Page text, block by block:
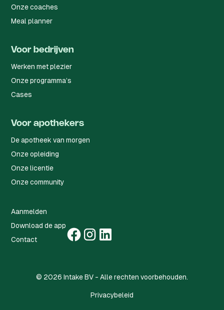
Onze coaches
Meal planner
Voor bedrijven
Werken met plezier
Onze programma’s
Cases
Voor apothekers
De apotheek van morgen
Onze opleiding
Onze licentie
Onze community
Aanmelden
Download de app
Contact
© 2026 Intake BV - Alle rechten voorbehouden.
Privacybeleid